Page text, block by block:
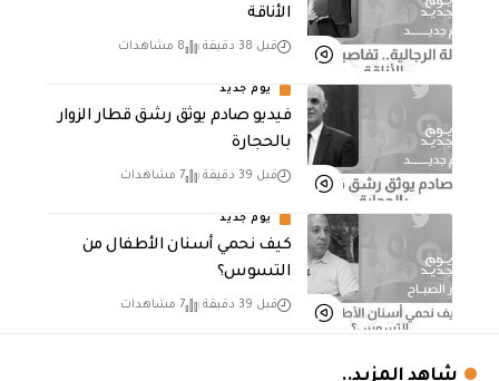
الأناقة
قبل 38 دقيقة 8 مشاهدات
يوم جديد
فيديو صادم يوثق رشق قطار الزوار
بالحجارة
قبل 39 دقيقة 7 مشاهدات
يوم جديد
كيف نحمي أسنان الأطفال من
التسوس؟
قبل 39 دقيقة 7 مشاهدات
شاهد المزيد..